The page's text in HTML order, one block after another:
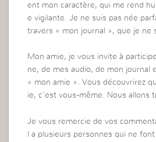
ent mon caractère, qui me rend
e vigilante. Je ne suis pas née
travers « mon journal », que je ne
Mon amie, je vous invite à
ne, de mes audio, de mon journal
« mon amie ». Vous découvrirez
ie, c’est vous-même. Nous allons
Je vous remercie de vos
l a plusieurs personnes qui ne